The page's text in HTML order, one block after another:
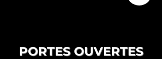
PORTES OUVERTES